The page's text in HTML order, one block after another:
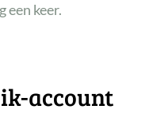
een keer.
account